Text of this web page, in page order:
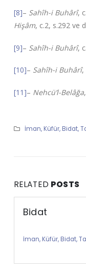
[8]– Sahîh-i Buhârî,
Hişâm, c.2, s.292 ve
[9]– Sahîh-i Buhârî,
[10]– Sahîh-i Buhârî,
[11]– Nehcü’l-Belâğa
İman, Küfür, Bidat,
RELATED POSTS
Bidat
İman, Küfür, Bidat,